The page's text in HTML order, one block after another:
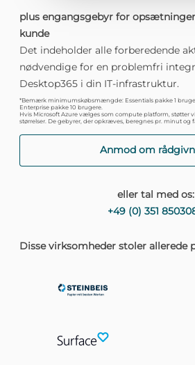
plus engangsgebyr for
kunde
Det indeholder alle forberedende
nødvendige for en problemfri
Desktop365 i din IT-infrastruktur.
*Bemærk minimumskøbsmængde: Essentials pakke 1
Enterprise pakke 10 brugere.
Hvis Microsoft Azure vælges som compute platform, støtter
størrelser. De gebyrer, der opkræves, beregnes pr. minut og
Anmod om
eller tal med os:
+49 (0) 351
Disse virksomheder stoler allerede